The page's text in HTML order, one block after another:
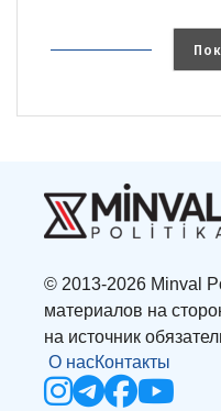
© 2013-2026 Minval
материалов на
на источник
О насКонтакты